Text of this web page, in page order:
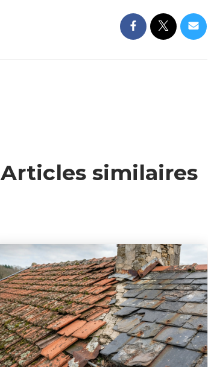
Articles similaires